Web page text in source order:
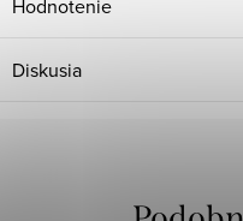
Hodnotenie
Diskusia